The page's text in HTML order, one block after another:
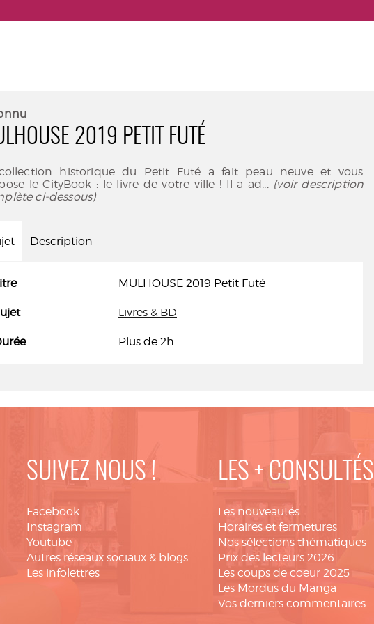
2019 PETIT FUTÉ
historique du Petit Futé a fait peau neuve et vous
le CityBook : le livre de votre ville ! Il a ad... (voir description
ci-dessous)
Description
MULHOUSE 2019 Petit Futé
Livres & BD
Plus de 2h.
SUIVEZ NOUS !
Facebook
Instagram
Youtube
Autres réseaux sociaux & blogs
Les infolettres
LES + CONSULTÉS
Les nouveautés
Horaires et fermetures
Nos sélections thématiques
Prix des lecteurs 2026
Les coups de coeur 2025
Les Mordus du Manga
Vos derniers commentaires